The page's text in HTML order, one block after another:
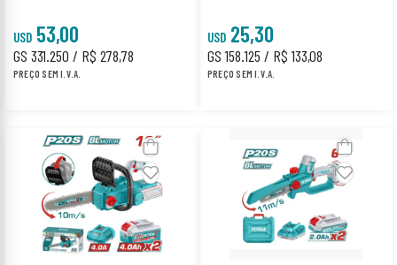
USD 53,00
GS 331.250 / R$ 278,78
PREÇO SEM I.V.A.
USD 25,30
GS 158.125 / R$ 133,08
PREÇO SEM I.V.A.